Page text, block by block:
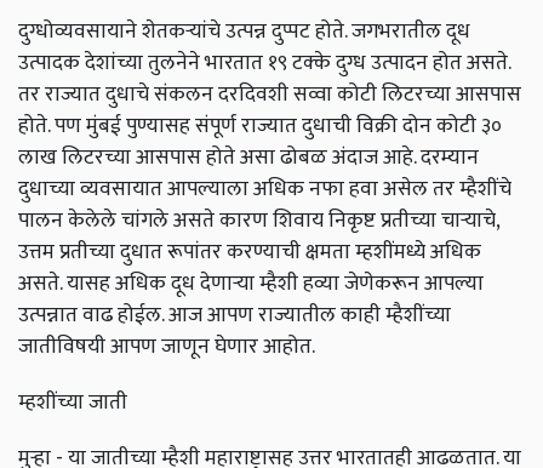
दुग्धोव्यवसायाने शेतकऱ्यांचे उत्पन्न दुप्पट होते. जगभरातील दूध
उत्पादक देशांच्या तुलनेने भारतात १९ टक्के दुग्ध उत्पादन होत असते.
तर राज्यात दुधाचे संकलन दरदिवशी सव्वा कोटी लिटरच्या आसपास
होते. पण मुंबई पुण्यासह संपूर्ण राज्यात दुधाची विक्री दोन कोटी ३०
लाख लिटरच्या आसपास होते असा ढोबळ अंदाज आहे. दरम्यान
दुधाच्या व्यवसायात आपल्याला अधिक नफा हवा असेल तर म्हैशींचे
पालन केलेले चांगले असते कारण शिवाय निकृष्ट प्रतीच्या चाऱ्याचे,
उत्तम प्रतीच्या दुधात रूपांतर करण्याची क्षमता म्हशींमध्ये अधिक
असते. यासह अधिक दूध देणाऱ्या म्हैशी हव्या जेणेकरून आपल्या
उत्पन्नात वाढ होईल. आज आपण राज्यातील काही म्हैशींच्या
जातीविषयी आपण जाणून घेणार आहोत.
म्हशींच्या जाती
मुऱ्हा - या जातीच्या म्हैशी महाराष्ट्रासह उत्तर भारतातही आढळतात. या